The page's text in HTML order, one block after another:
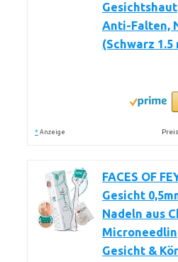
Anti-Falten,
(Schwarz 1.5
* Anzeige
FACES OF
Gesicht
Nadeln aus
Gesicht &